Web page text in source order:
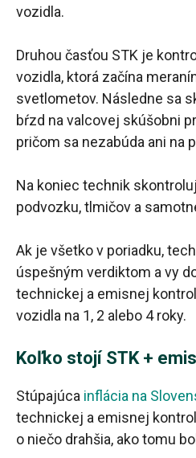
vozidla.
Druhou časťou STK je
vozidla, ktorá začína
svetlometov. Následne sa
bŕzd na valcovej skúšobni
pričom sa nezabúda ani na
Na koniec technik
podvozku, tlmičov a
Ak je všetko v poriadku,
úspešným verdiktom a vy
technickej a emisnej
vozidla na 1, 2 alebo 4 roky.
Koľko stojí STK +
Stúpajúca inflácia na
technickej a emisnej
o niečo drahšia, ako tomu